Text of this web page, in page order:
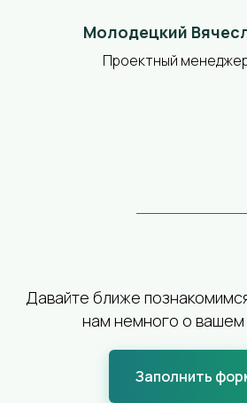
Молодецкий
Проектный
Давайте ближе
нам немного о вашем
Заполнить